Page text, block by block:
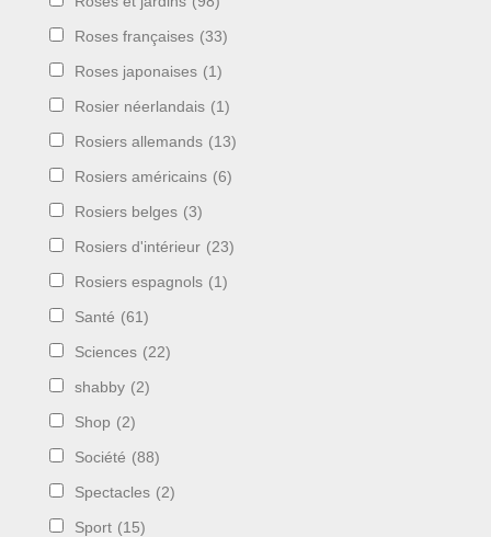
Roses françaises (33)
Roses japonaises (1)
Rosier néerlandais (1)
Rosiers allemands (13)
Rosiers américains (6)
Rosiers belges (3)
Rosiers d'intérieur (23)
Rosiers espagnols (1)
Santé (61)
Sciences (22)
shabby (2)
Shop (2)
Société (88)
Spectacles (2)
Sport (15)